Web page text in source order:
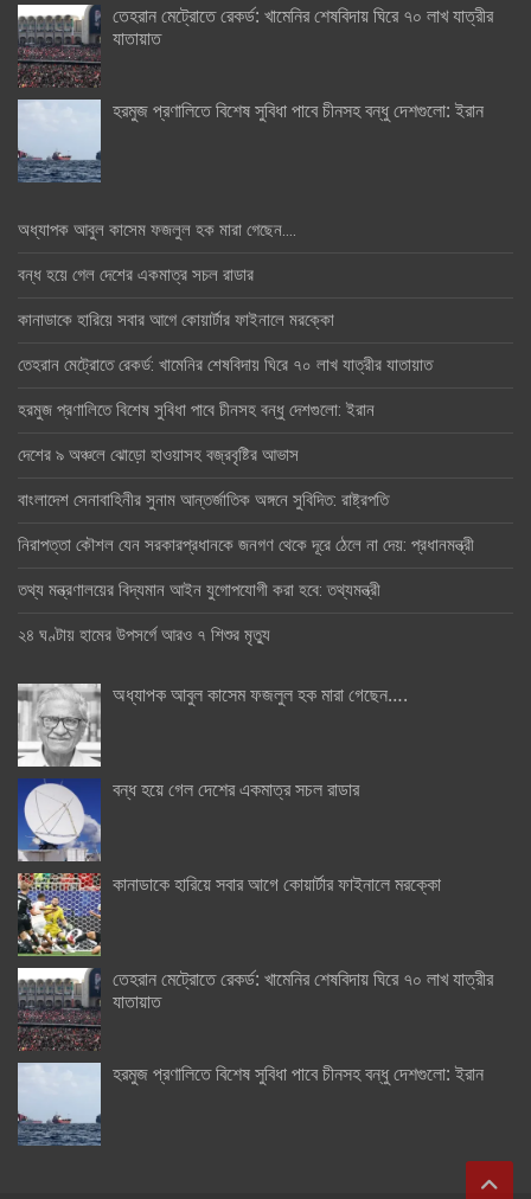
তেহরান মেট্রোতে রেকর্ড: খামেনির শেষবিদায় ঘিরে ৭০ লাখ যাত্রীর
যাতায়াত
হরমুজ প্রণালিতে বিশেষ সুবিধা পাবে চীনসহ বন্ধু দেশগুলো: ইরান
অধ্যাপক আবুল কাসেম ফজলুল হক মারা গেছেন….
বন্ধ হয়ে গেল দেশের একমাত্র সচল রাডার
কানাডাকে হারিয়ে সবার আগে কোয়ার্টার ফাইনালে মরক্কো
তেহরান মেট্রোতে রেকর্ড: খামেনির শেষবিদায় ঘিরে ৭০ লাখ যাত্রীর যাতায়াত
হরমুজ প্রণালিতে বিশেষ সুবিধা পাবে চীনসহ বন্ধু দেশগুলো: ইরান
দেশের ৯ অঞ্চলে ঝোড়ো হাওয়াসহ বজ্রবৃষ্টির আভাস
বাংলাদেশ সেনাবাহিনীর সুনাম আন্তর্জাতিক অঙ্গনে সুবিদিত: রাষ্ট্রপতি
নিরাপত্তা কৌশল যেন সরকারপ্রধানকে জনগণ থেকে দূরে ঠেলে না দেয়: প্রধানমন্ত্রী
তথ্য মন্ত্রণালয়ের বিদ্যমান আইন যুগোপযোগী করা হবে: তথ্যমন্ত্রী
২৪ ঘণ্টায় হামের উপসর্গে আরও ৭ শিশুর মৃত্যু
অধ্যাপক আবুল কাসেম ফজলুল হক মারা গেছেন….
বন্ধ হয়ে গেল দেশের একমাত্র সচল রাডার
কানাডাকে হারিয়ে সবার আগে কোয়ার্টার ফাইনালে মরক্কো
তেহরান মেট্রোতে রেকর্ড: খামেনির শেষবিদায় ঘিরে ৭০ লাখ যাত্রীর
যাতায়াত
হরমুজ প্রণালিতে বিশেষ সুবিধা পাবে চীনসহ বন্ধু দেশগুলো: ইরান